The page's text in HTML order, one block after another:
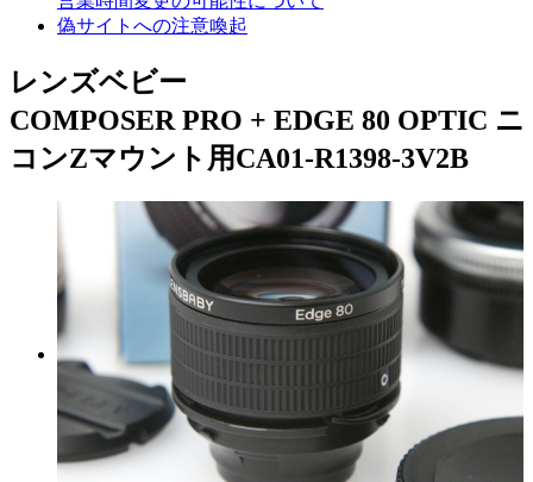
偽サイトへの注意喚起
レンズベビー
COMPOSER PRO + EDGE 80 OPTIC ニ
コンZマウント用CA01-R1398-3V2B